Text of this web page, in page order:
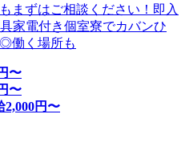
まずはご相談ください！即入
家電付き個室寮でカバンひ
働く場所も
〜
〜
2,000円〜